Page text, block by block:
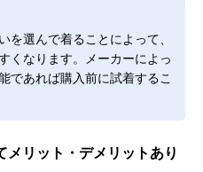
を選んで着ることによって、
くなります。メーカーによっ
であれば購入前に試着するこ
メリット・デメリットあり